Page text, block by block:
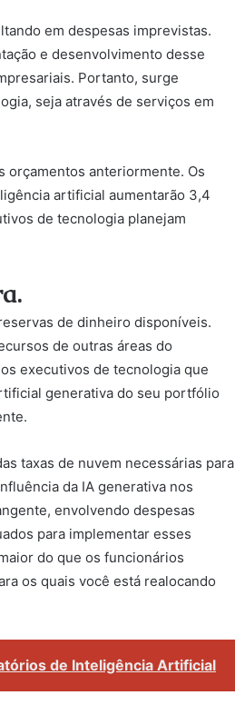
em despesas imprevistas.
e desenvolvimento desse
Portanto, surge
seja através de serviços em
orçamentos anteriormente. Os
artificial aumentarão 3,4
de tecnologia planejam
de dinheiro disponíveis.
de outras áreas do
executivos de tecnologia que
generativa do seu portfólio
taxas de nuvem necessárias para
da IA generativa nos
envolvendo despesas
para implementar esses
do que os funcionários
os quais você está realocando
de Inteligência Artificial